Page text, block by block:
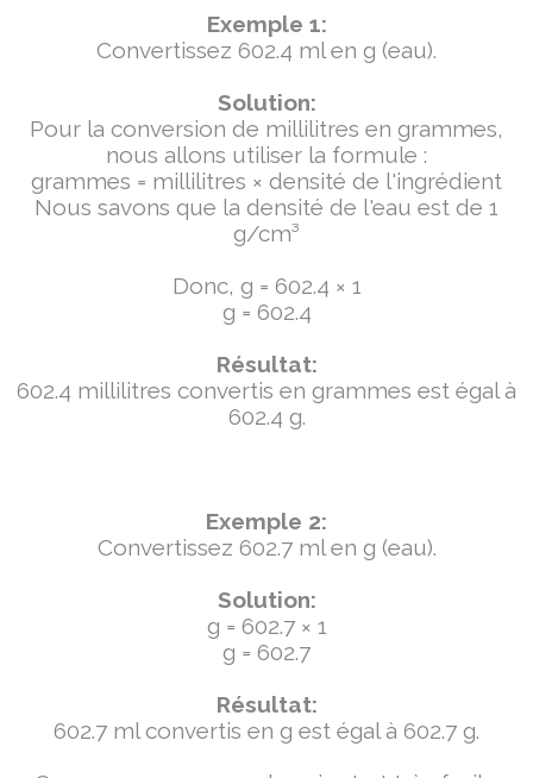
Exemple 1:
Convertissez 602.4 ml en g (eau).
Solution:
Pour la conversion de millilitres en grammes,
nous allons utiliser la formule :
grammes = millilitres × densité de l'ingrédient
Nous savons que la densité de l'eau est de 1
g/cm³
Donc, g = 602.4 × 1
g = 602.4
Résultat:
602.4 millilitres convertis en grammes est égal à
602.4 g.
Exemple 2:
Convertissez 602.7 ml en g (eau).
Solution:
g = 602.7 × 1
g = 602.7
Résultat:
602.7 ml convertis en g est égal à 602.7 g.